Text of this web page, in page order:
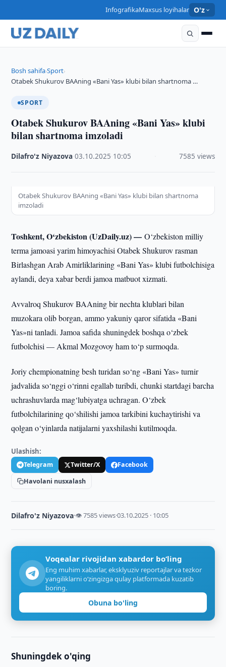
InfografikaMaxsus loyihalar O'z
Bosh sahifa›Sport›
Otabek Shukurov BAAning «Bani Yas» klubi bilan shartnoma …
SPORT
Otabek Shukurov BAAning «Bani Yas» klubi
bilan shartnoma imzoladi
Dilafro'z Niyazova ·03.10.2025 10:05 7585 views
Otabek Shukurov BAAning «Bani Yas» klubi bilan shartnoma
imzoladi
Toshkent, O‘zbekiston (UzDaily.uz) —O‘zbekiston milliy
terma jamoasi yarim himoyachisi Otabek Shukurov rasman
Birlashgan Arab Amirliklarining «Bani Yas» klubi futbolchisiga
aylandi, deya xabar berdi jamoa matbuot xizmati.
Avvalroq Shukurov BAAning bir nechta klublari bilan
muzokara olib borgan, ammo yakuniy qaror sifatida «Bani
Yas»ni tanladi. Jamoa safida shuningdek boshqa o‘zbek
futbolchisi — Akmal Mozgovoy ham to‘p surmoqda.
Joriy chempionatning besh turidan so‘ng «Bani Yas» turnir
jadvalida so‘nggi o‘rinni egallab turibdi, chunki startdagi barcha
uchrashuvlarda mag‘lubiyatga uchragan. O‘zbek
futbolchilarining qo‘shilishi jamoa tarkibini kuchaytirishi va
qolgan o‘yinlarda natijalarni yaxshilashi kutilmoqda.
Ulashish:
Telegram Twitter/X
Facebook
Havolani nusxalash
Dilafro'z Niyazova·👁 7585 views·03.10.2025 · 10:05
Voqealar rivojidan xabardor bo‘ling
Eng muhim xabarlar, eksklyuziv reportajlar va tezkor
yangiliklarni o‘zingizga qulay platformada kuzatib
boring.
Obuna bo'ling
Shuningdek o'qing